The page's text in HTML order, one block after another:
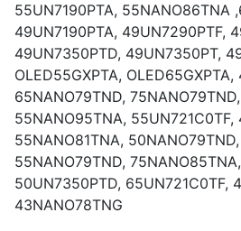
55UN7190PTA, 55NANO86TNA
49UN7190PTA, 49UN7290PTF,
49UN7350PTD, 49UN7350PT,
OLED55GXPTA,
65NANO79TND,
55NANO95TNA, 55UN721C0TF,
55NANO81TNA,
55NANO79TND,
50UN7350PTD, 65UN721C0TF,
43NANO78TNG